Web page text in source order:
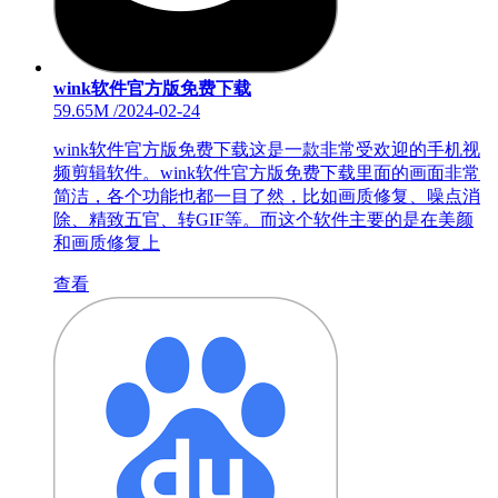
wink软件官方版免费下载
59.65M /2024-02-24
wink软件官方版免费下载这是一款非常受欢迎的手机视
频剪辑软件。wink软件官方版免费下载里面的画面非常
简洁，各个功能也都一目了然，比如画质修复、噪点消
除、精致五官、转GIF等。而这个软件主要的是在美颜
和画质修复上
查看